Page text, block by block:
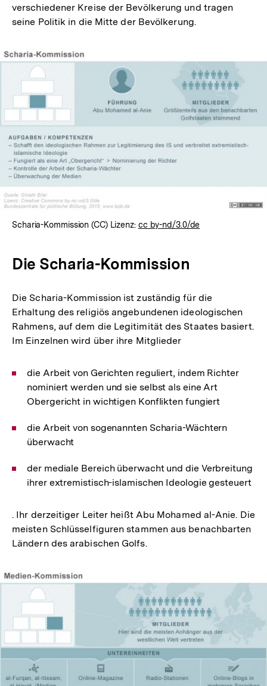
verschiedener Kreise der Bevölkerung und tragen
seine Politik in die Mitte der Bevölkerung.
Scharia-Kommission (CC) Lizenz: cc by-nd/3.0/de
Die Scharia-Kommission
Die Scharia-Kommission ist zuständig für die
Erhaltung des religiös angebundenen ideologischen
Rahmens, auf dem die Legitimität des Staates basiert.
Im Einzelnen wird über ihre Mitglieder
die Arbeit von Gerichten reguliert, indem Richter
nominiert werden und sie selbst als eine Art
Obergericht in wichtigen Konflikten fungiert
die Arbeit von sogenannten Scharia-Wächtern
überwacht
der mediale Bereich überwacht und die Verbreitung
ihrer extremistisch-islamischen Ideologie gesteuert
. Ihr derzeitiger Leiter heißt Abu Mohamed al-Anie. Die
meisten Schlüsselfiguren stammen aus benachbarten
Ländern des arabischen Golfs.